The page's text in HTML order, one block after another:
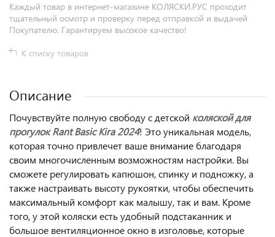
Каждый товар в интернет-магазине КОЛЯСКИ.РУС проходит
тщательный осмотр и проверку перед отправкой и выдачей
Покупателю. Гарантируем высокое качество!
К списку товаров
Описание
Почувствуйте полную свободу с детской коляской для
прогулок Rant Basic Kira 2024! Это уникальная модель,
которая точно привлечет ваше внимание благодаря
своим многочисленным возможностям настройки. Вы
сможете регулировать капюшон, спинку и подножку, а
также настраивать высоту рукоятки, чтобы обеспечить
максимальный комфорт как малышу, так и вам. Кроме
того, у этой коляски есть удобный подстаканник и
большое вентиляционное окно в изголовье, которые